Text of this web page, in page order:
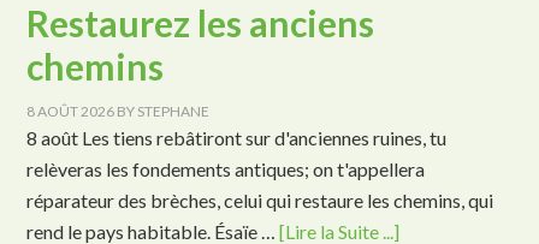
Restaurez les anciens
chemins
8 AOÛT 2026 BY STEPHANE
8 août Les tiens rebâtiront sur d'anciennes ruines, tu
relèveras les fondements antiques; on t'appellera
réparateur des brèches, celui qui restaure les chemins, qui
rend le pays habitable. Ésaïe …[Lire la Suite ...]